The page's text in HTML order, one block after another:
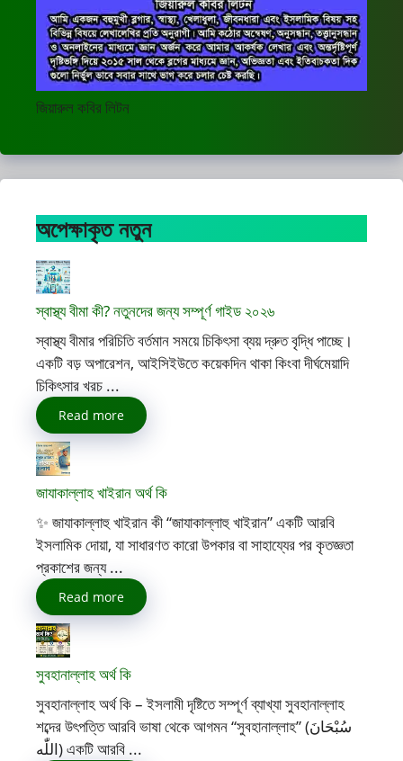
জিয়ারুল কবির লিটন
অপেক্ষাকৃত নতুন
স্বাস্থ্য বীমা কী? নতুনদের জন্য সম্পূর্ণ গাইড ২০২৬
স্বাস্থ্য বীমার পরিচিতি বর্তমান সময়ে চিকিৎসা ব্যয় দ্রুত বৃদ্ধি পাচ্ছে।
একটি বড় অপারেশন, আইসিইউতে কয়েকদিন থাকা কিংবা দীর্ঘমেয়াদি
চিকিৎসার খরচ ...
Read more
জাযাকাল্লাহ খাইরান অর্থ কি
✨ জাযাকাল্লাহু খাইরান কী “জাযাকাল্লাহু খাইরান” একটি আরবি
ইসলামিক দোয়া, যা সাধারণত কারো উপকার বা সাহায্যের পর কৃতজ্ঞতা
প্রকাশের জন্য ...
Read more
সুবহানাল্লাহ অর্থ কি
সুবহানাল্লাহ অর্থ কি – ইসলামী দৃষ্টিতে সম্পূর্ণ ব্যাখ্যা সুবহানাল্লাহ
শব্দের উৎপত্তি আরবি ভাষা থেকে আগমন “সুবহানাল্লাহ” (سُبْحَانَ
اللّٰه) একটি আরবি ...